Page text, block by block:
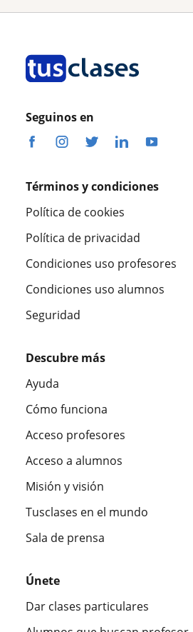
Seguinos en
Términos y condiciones
Política de cookies
Política de privacidad
Condiciones uso profesores
Condiciones uso alumnos
Seguridad
Descubre más
Ayuda
Cómo funciona
Acceso profesores
Acceso a alumnos
Misión y visión
Tusclases en el mundo
Sala de prensa
Únete
Dar clases particulares